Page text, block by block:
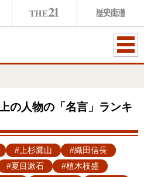
ME
の人物の「名言」ランキ
#上杉鷹山
#織田信長
#夏目漱石
#植木枝盛